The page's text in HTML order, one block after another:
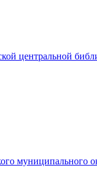
центральной
муниципального